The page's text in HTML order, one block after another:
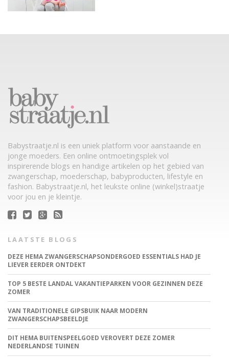
Babystraatje.nl is een uniek platform voor aanstaande en
jonge moeders. Een online ontmoetingsplek vol
inspirerende blogs en handige artikelen op het gebied van
zwangerschap, moederschap, babyproducten, lifestyle en
fashion. Babystraatje.nl, het leukste online (winkel)straatje
voor jou en je kleintje.
LAATSTE BLOGS
DEZE HEMA ZWANGERSCHAPSONDERGOED ESSENTIALS HAD JE
LIEVER EERDER ONTDEKT
TOP 5 BESTE LANDAL VAKANTIEPARKEN VOOR GEZINNEN DEZE
ZOMER
VAN TRADITIONELE GIPSBUIK NAAR MODERN
ZWANGERSCHAPSBEELDJE
DIT HEMA BUITENSPEELGOED VEROVERT DEZE ZOMER
NEDERLANDSE TUINEN